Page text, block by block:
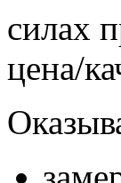
силах
цена/